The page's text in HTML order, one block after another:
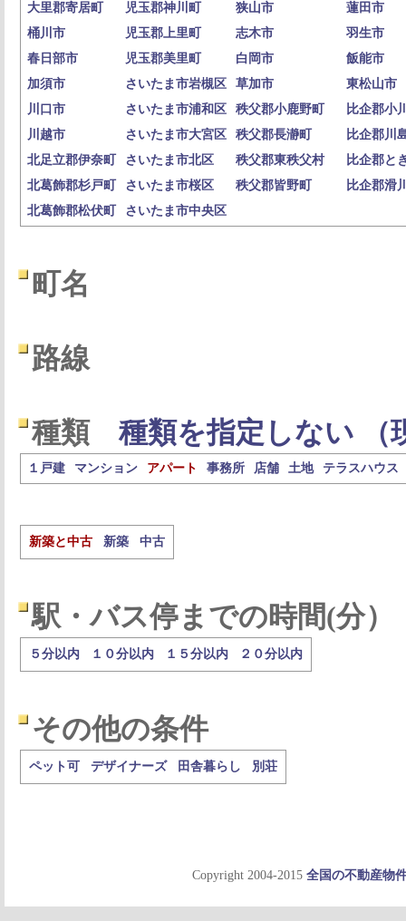
大里郡寄居町
児玉郡神川町 狭山市
蓮田市
桶川市
児玉郡上里町 志木市
羽生市
春日部市
児玉郡美里町 白岡市
飯能市
加須市
さいたま市岩槻区 草加市
東松山市
川口市
さいたま市浦和区 秩父郡小鹿野町
比企郡小
川越市
さいたま市大宮区 秩父郡長瀞町
比企郡川
北足立郡伊奈町
さいたま市北区 秩父郡東秩父村
比企郡と
北葛飾郡杉戸町
さいたま市桜区 秩父郡皆野町
比企郡滑
北葛飾郡松伏町
さいたま市中央区
町名
路線
種類 種類を指定しない （
１戸建 マンション アパート 事務所 店舗 土地 テラスハウス
新築と中古 新築 中古
駅・バス停までの時間(分）
５分以内 １０分以内 １５分以内 ２０分以内
その他の条件
ペット可 デザイナーズ 田舎暮らし 別荘
Copyright 2004-2015 全国の不動産物